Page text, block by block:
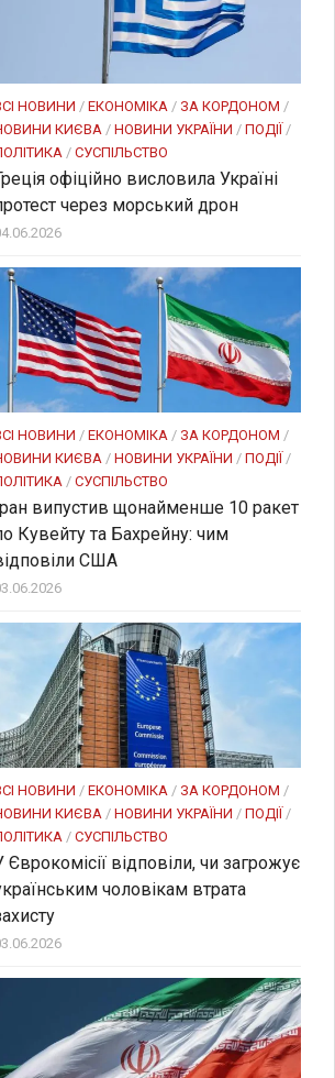
НОВИНИ / ЕКОНОМІКА / ЗА КОРДОНОМ /
КИЄВА/ НОВИНИ УКРАЇНИ / ПОДІЇ /
/ СУСПІЛЬСТВО
офіційно висловила Україні
через морський дрон
НОВИНИ / ЕКОНОМІКА / ЗА КОРДОНОМ /
КИЄВА/ НОВИНИ УКРАЇНИ / ПОДІЇ /
/ СУСПІЛЬСТВО
Іран випустив щонайменше 10 ракет
Кувейту та Бахрейну: чим
США
НОВИНИ / ЕКОНОМІКА / ЗА КОРДОНОМ /
КИЄВА/ НОВИНИ УКРАЇНИ / ПОДІЇ /
/ СУСПІЛЬСТВО
Єврокомісії відповіли, чи загрожує
чоловікам втрата